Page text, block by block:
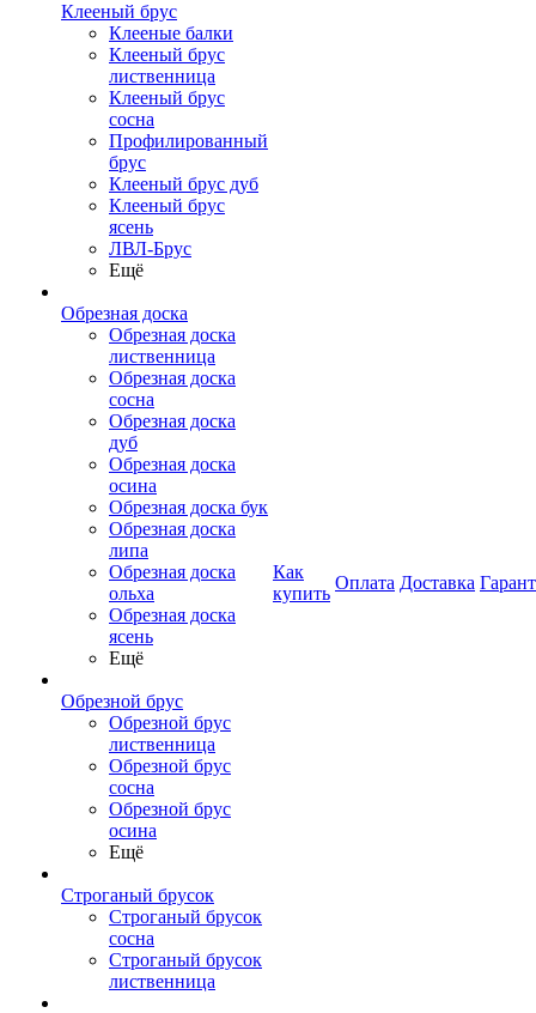
Клееный брус
Клееные балки
Клееный брус
лиственница
Клееный брус
сосна
Профилированный
брус
Клееный брус дуб
Клееный брус
ясень
ЛВЛ-Брус
Ещё
Обрезная доска
Обрезная доска
лиственница
Обрезная доска
сосна
Обрезная доска
дуб
Обрезная доска
осина
Обрезная доска бук
Обрезная доска
липа
Обрезная доска
ольха
Обрезная доска
ясень
Ещё
Обрезной брус
Обрезной брус
лиственница
Обрезной брус
сосна
Обрезной брус
осина
Ещё
Строганый брусок
Строганый брусок
сосна
Строганый брусок
лиственница
Как
купить
Оплата Доставка